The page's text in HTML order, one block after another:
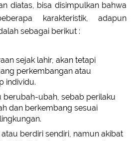
diatas, bisa disimpulkan bahwa
karakteristik, adapun
sebagai berikut :
sejak lahir, akan tetapi
perkembangan atau
individu.
berubah-ubah, sebab perilaku
dan berkembang sesuai
berdiri sendiri, namun akibat